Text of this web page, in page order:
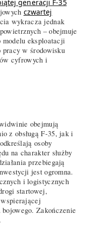
generacji F-35
czwartej
wykracza jednak
– obejmuje
modelu eksploatacji
pracy w środowisku
cyfrowych i
obejmują
z obsługą F-35, jak i
osoby
na charakter służby
przebiegają
jest ogromna.
i logistycznych
startowej,
Zakończenie